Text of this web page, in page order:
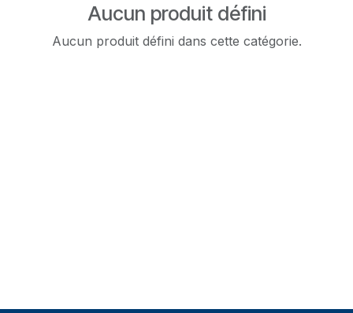
Aucun produit défini
Aucun produit défini dans cette catégorie.